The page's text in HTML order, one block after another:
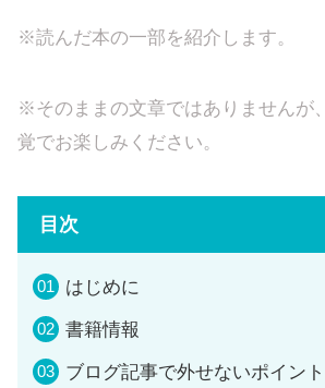
※読んだ本の一部を紹介します。
※そのままの文章ではありませんが
覚でお楽しみください。
目次
はじめに
書籍情報
ブログ記事で外せないポイント